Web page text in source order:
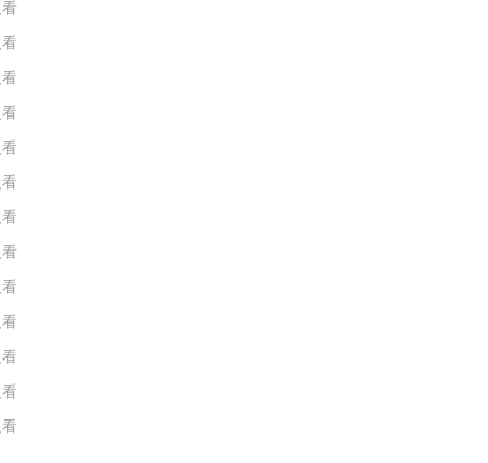
看
看
看
看
看
看
看
看
看
看
看
看
看